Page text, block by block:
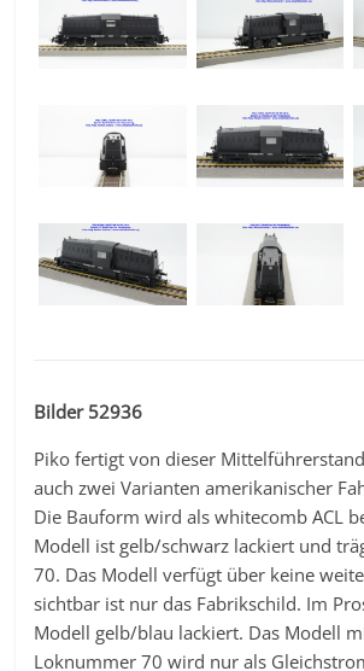
Bilder 52936
Piko fertigt von dieser
auch zwei Varianten amerikanischer
Die Bauform wird als whitecomb ACL
Modell ist gelb/schwarz lackiert und
70. Das Modell verfügt über keine
sichtbar ist nur das Fabrikschild. Im
Modell gelb/blau lackiert. Das Modell
Loknummer 70 wird nur als